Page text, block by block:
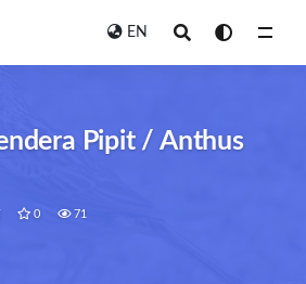
EN
Pipit / Anthus
0 71